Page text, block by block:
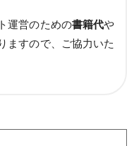
運営のための書籍代や
ますので、ご協力いた